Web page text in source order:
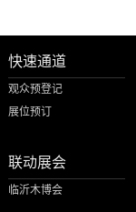
快速通道
观众预登记
展位预订
联动展会
临沂木博会